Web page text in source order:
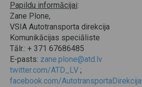
Papildu informācijai:
Zane Plone,
VSIA Autotransporta direkcija
Komunikācijas speciāliste
Tālr.: + 371 67686485
E-pasts: zane.plone@atd.lv
twitter.com/ATD_LV ;
facebook.com/AutotransportaDirekcija